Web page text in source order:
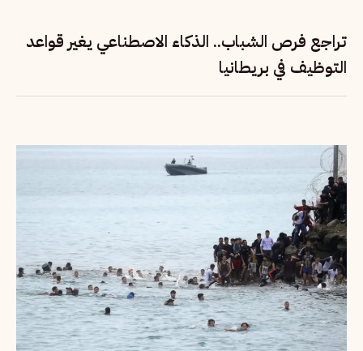
تراجع فرص الشباب.. الذكاء الاصطناعي يغير قواعد
التوظيف في بريطانيا